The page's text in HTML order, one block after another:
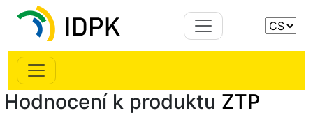
Hodnocení k produktu ZTP